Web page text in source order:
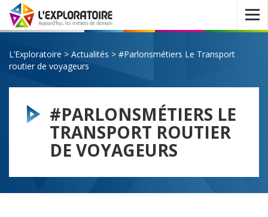
Ouvrir
le
menu
L’Exploratoire > Actualités > #Parlonsmétiers Le Transport
routier de voyageurs
#PARLONSMÉTIERS LE
TRANSPORT ROUTIER
DE VOYAGEURS